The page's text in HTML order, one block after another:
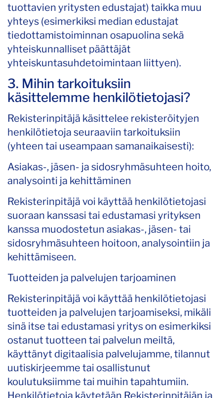
tuottavien yritysten edustajat) taikka muu
yhteys (esimerkiksi median edustajat
tiedottamistoiminnan osapuolina sekä
yhteiskunnalliset päättäjät
yhteiskuntasuhdetoimintaan liittyen).
3. Mihin tarkoituksiin
käsittelemme henkilötietojasi?
Rekisterinpitäjä käsittelee rekisteröityjen
henkilötietoja seuraaviin tarkoituksiin
(yhteen tai useampaan samanaikaisesti):
Asiakas-, jäsen- ja sidosryhmäsuhteen hoito,
analysointi ja kehittäminen
Rekisterinpitäjä voi käyttää henkilötietojasi
suoraan kanssasi tai edustamasi yrityksen
kanssa muodostetun asiakas-, jäsen- tai
sidosryhmäsuhteen hoitoon, analysointiin ja
kehittämiseen.
Tuotteiden ja palvelujen tarjoaminen
Rekisterinpitäjä voi käyttää henkilötietojasi
tuotteiden ja palvelujen tarjoamiseksi, mikäli
sinä itse tai edustamasi yritys on esimerkiksi
ostanut tuotteen tai palvelun meiltä,
käyttänyt digitaalisia palvelujamme, tilannut
uutiskirjeemme tai osallistunut
koulutuksiimme tai muihin tapahtumiin.
Henkilötietoja käytetään Rekisterinpitäjän ja